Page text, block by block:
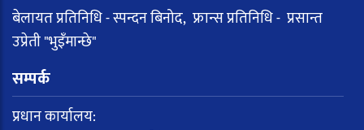
बेलायत प्रतिनिधि - स्पन्दन बिनोद, फ्रान्स प्रतिनिधि - प्रसान्त
उप्रेती "भुइँमान्छे"
सम्पर्क
प्रधान कार्यालय: